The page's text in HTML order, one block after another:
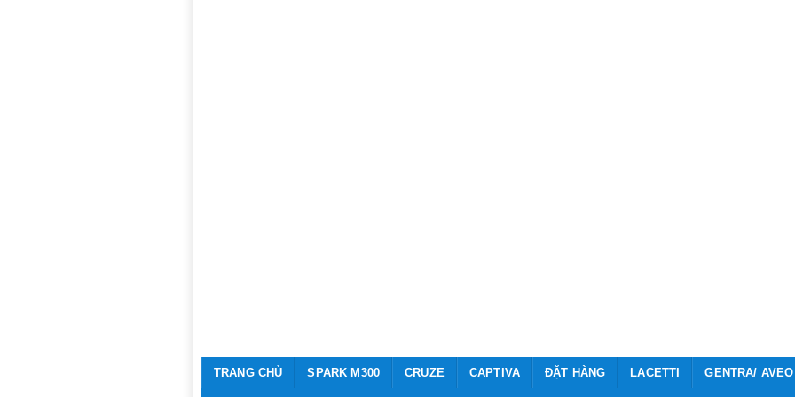
TRANG CHỦ SPARK M300 CRUZE CAPTIVA ĐẶT HÀNG LACETTI GENTRA/ AVEO